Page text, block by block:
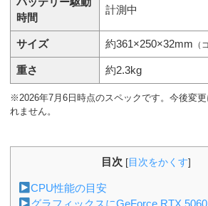
時間
計測中
サイズ 約361×250×32mm （
重さ 約2.3kg
※2026年7月6日時点のスペックです。今後変
れません。
目次 [目次をかくす]
CPU性能の目安